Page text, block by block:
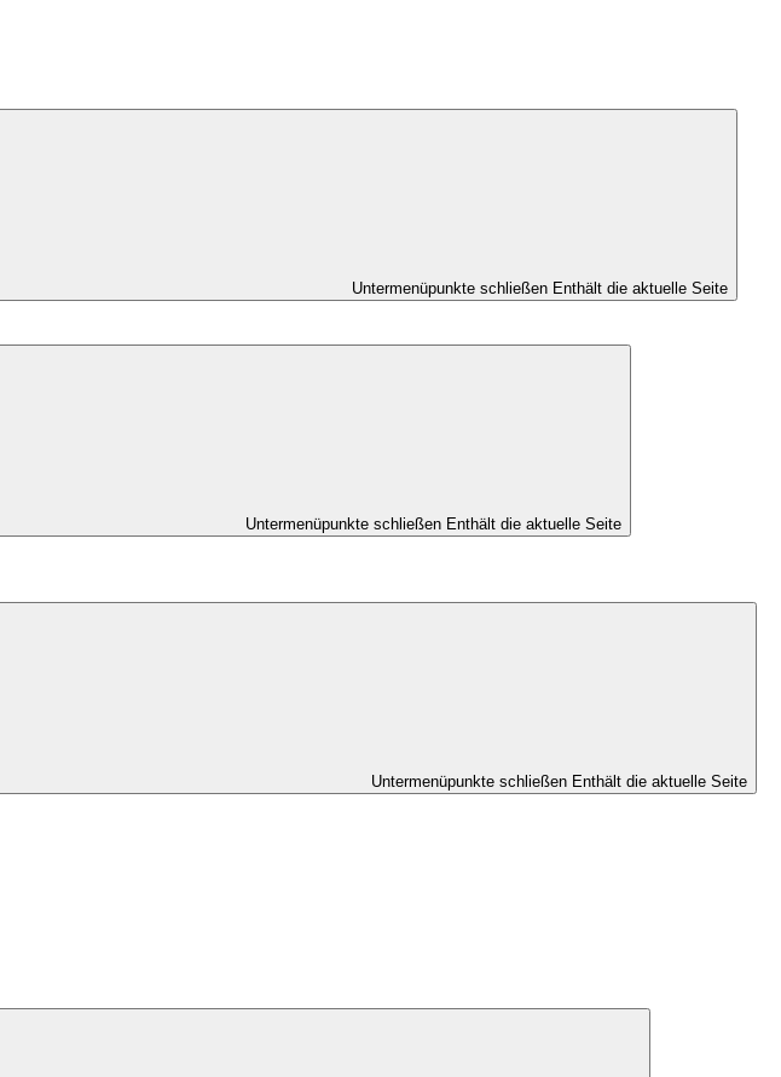
Untermenüpunkte schließen Enthält die aktuelle Seite
Untermenüpunkte schließen Enthält die aktuelle Seite
Untermenüpunkte schließen Enthält die aktuelle Seite